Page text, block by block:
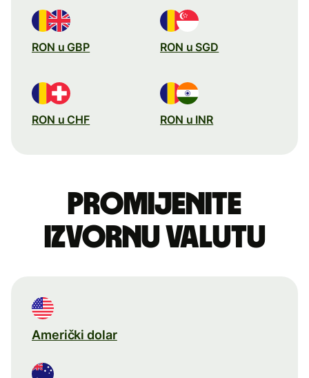
RON u GBP RON u SGD
RON u CHF RON u INR
Promijenite
izvornu valutu
Američki dolar